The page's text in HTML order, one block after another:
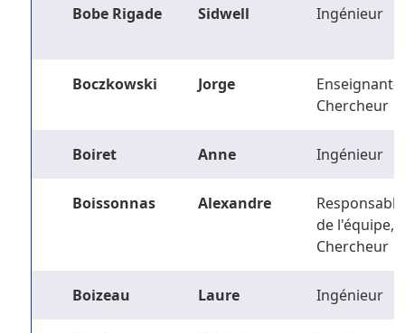
Bobe Rigade Sidwell Ingénieur
Boczkowski Jorge
Enseignant-
Chercheur
Boiret Anne Ingénieur
Boissonnas Alexandre
Responsable
de l'équipe,
Chercheur
Boizeau Laure Ingénieur